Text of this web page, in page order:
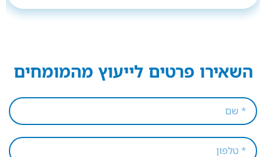
השאירו פרטים לייעוץ מהמומחים